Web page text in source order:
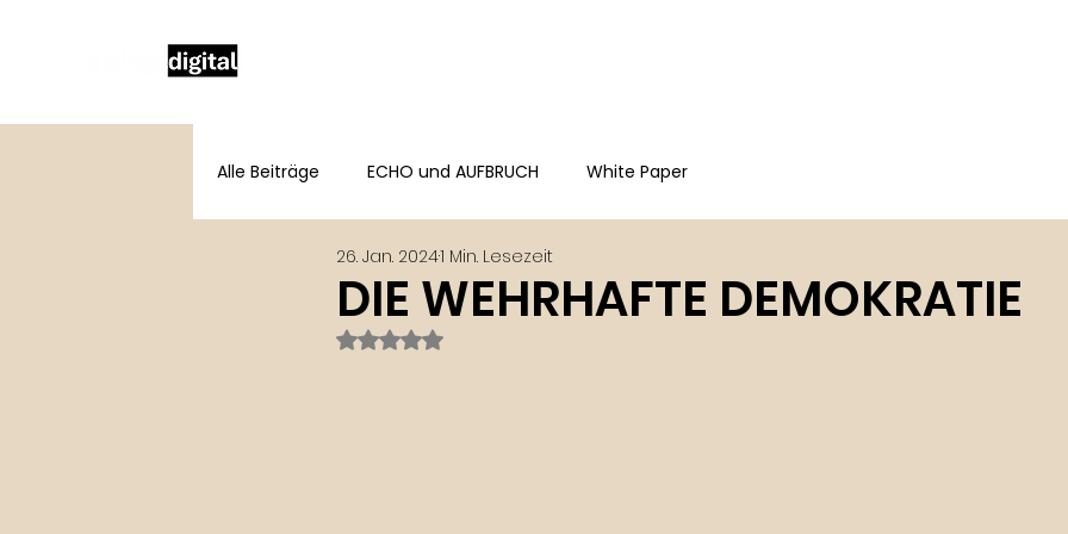
Alle Beiträge ECHO und AUFBRUCH White Paper
DIE WEHRHAFTE DEMOKRATIE
26. Jan. 20241 Min. Lesezeit
Mit NaN von 5 Sternen bewertet.